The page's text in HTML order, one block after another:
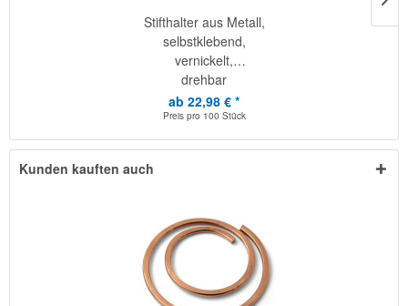
Stifthalter aus Metall,
selbstklebend,
vernickelt,
drehbar
ab 22,98 € *
Preis pro 100 Stück
Kunden kauften auch